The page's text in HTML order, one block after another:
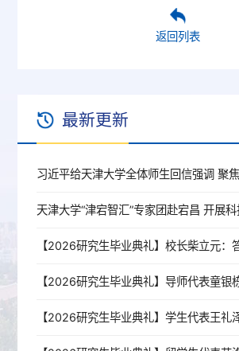
返回列表
最新更新
天津大学“津宕智汇”专家团赴宕昌 开展